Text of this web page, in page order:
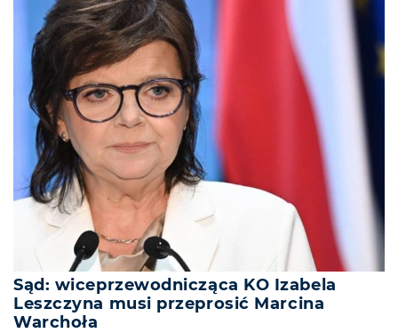
Sąd: wiceprzewodnicząca KO Izabela
Leszczyna musi przeprosić Marcina
Warchoła